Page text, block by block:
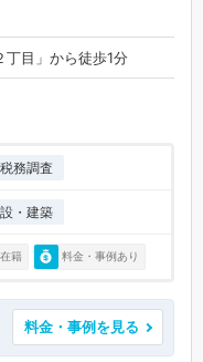
丁目」から徒歩1分
税務調査
・建築
籍 料金・事例あり
料金・事例を見る